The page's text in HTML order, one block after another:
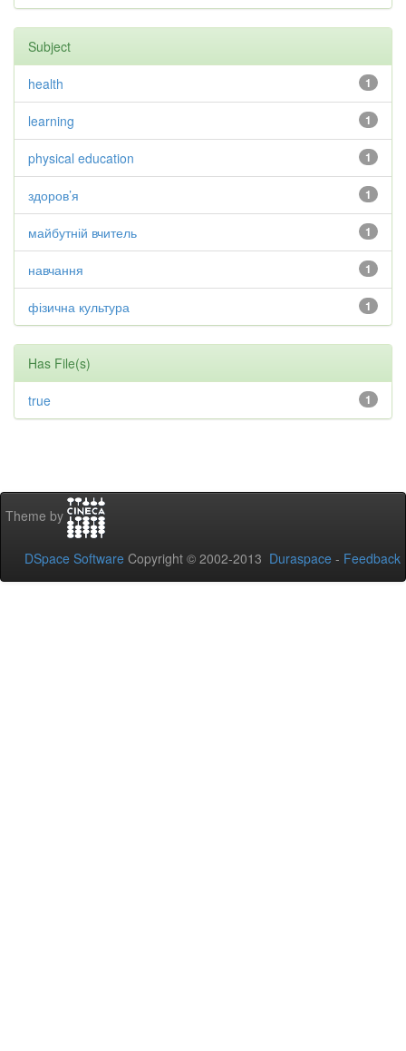
Subject
1
health
1
learning
1
physical education
1
здоров’я
1
майбутній вчитель
1
навчання
1
фізична культура
Has File(s)
1
true
Theme by
DSpace Software Copyright © 2002-2013 Duraspace - Feedback